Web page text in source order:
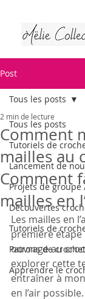
Post
Tous les posts
Tutoriels de
Lancement de
Projets de groupe
Découvertes
Tutoriels de
Patrons de
Apprendre le
Tous les posts
Comment
mailles au
Comment
mailles en
2 min de lecture
Les mailles en
première
ouvrage au
explorer cette
entraîner à
en l’air